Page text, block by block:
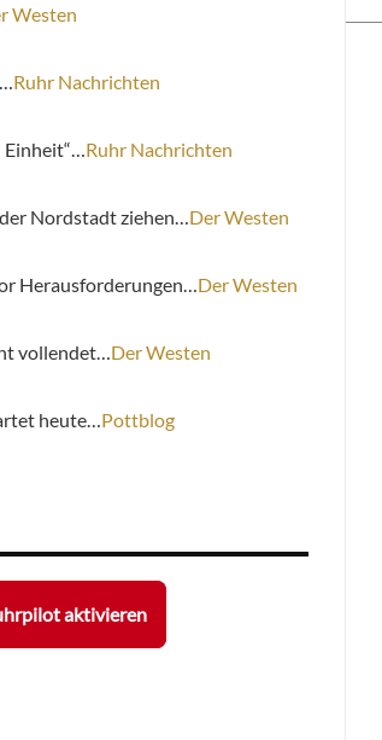
Westen
Ruhr Nachrichten
Ruhr Nachrichten
Nordstadt ziehen… Der Westen
Herausforderungen… Der Westen
vollendet… Der Westen
heute… Pottblog
aktivieren